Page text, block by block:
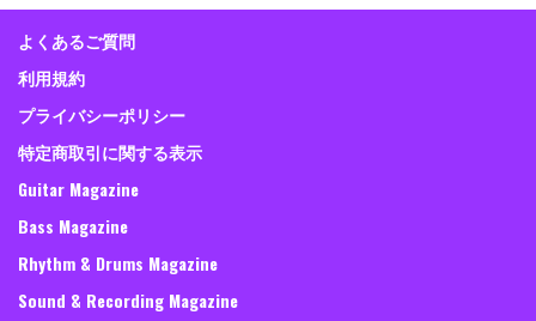
よくあるご質問
利用規約
プライバシーポリシー
特定商取引に関する表示
Guitar Magazine
Bass Magazine
Rhythm & Drums Magazine
Sound & Recording Magazine